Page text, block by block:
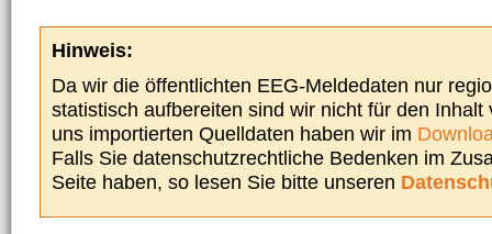
Hinweis:
Da wir die öffentlichten EEG-Meldedaten nur
statistisch aufbereiten sind wir nicht für den Inhalt
uns importierten Quelldaten haben wir im
Falls Sie datenschutzrechtliche Bedenken im
Seite haben, so lesen Sie bitte unseren